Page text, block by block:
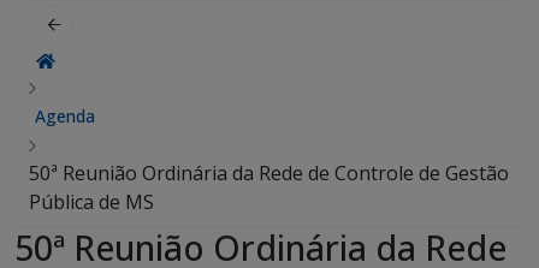
Agenda
50ª Reunião Ordinária da Rede de Controle de Gestão
Pública de MS
50ª Reunião Ordinária da Rede